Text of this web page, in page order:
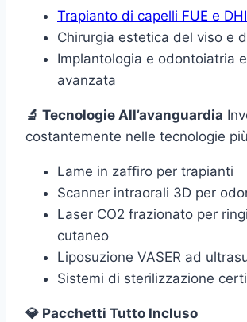
Trapianto di capelli FUE e DHI
Chirurgia estetica del viso e
Implantologia e odontoiatria
avanzata
🔬 Tecnologie All’avanguardia
costantemente nelle tecnologie
Lame in zaffiro per trapianti
Scanner intraorali 3D per
Laser CO2 frazionato per
cutaneo
Liposuzione VASER ad
Sistemi di sterilizzazione
💎 Pacchetti Tutto Incluso